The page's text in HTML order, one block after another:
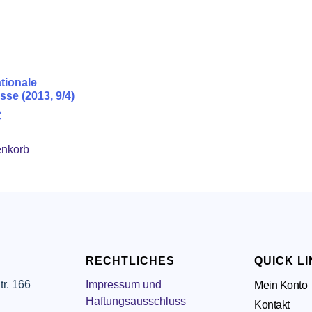
(2013, 9/4)
166
RECHTLICHES
Impressum und
Haftungsausschluss
QUICK
Mein Konto
Kontakt